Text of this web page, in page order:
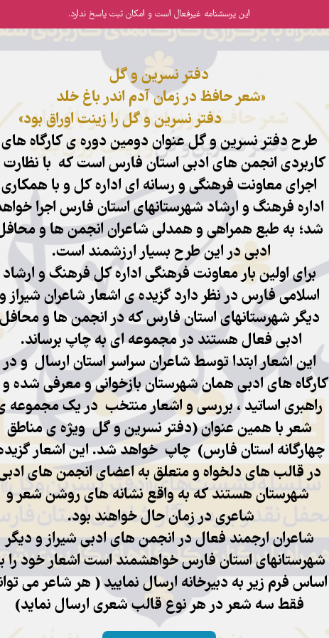
این پرسشنامه غیر‌فعال است و امکان ثبت پاسخ ندارد.
دفتر نسرین و گل
«شعر حافظ در زمان آدم اندر باغ خلد
دفتر نسرین و گل را زینت اوراق بود»
طرح دفتر نسرین و گل عنوان دومین دوره ی کارگاه های
کاربردی انجمن های ادبی استان فارس است که با
اجرای معاونت فرهنگی و رسانه ای اداره کل و با همکاری
اداره فرهنگ و ارشاد شهرستانهای استان فارس اجرا
شد؛ به طبع همراهی و همدلی شاعران انجمن ها و
ادبی در این طرح بسیار ارزشمند است.
برای اولین بار معاونت فرهنگی اداره کل فرهنگ و ارشاد
اسلامی فارس در نظر دارد گزیده ی اشعار شاعران شیراز
دیگر شهرستانهای استان فارس که در انجمن ها و
ادبی فعال هستند در مجموعه ای به چاپ برساند.
این اشعار ابتدا توسط شاعران سراسر استان ارسال و در
کارگاه های ادبی همان شهرستان بازخوانی و معرفی شده و
راهبری اساتید ، بررسی و اشعار منتخب در یک مجموعه
شعر با همین عنوان (دفتر نسرین و گل ویژه ی مناطق
چهارگانه استان فارس) چاپ خواهد شد. این اشعار
در قالب های دلخواه و متعلق به اعضای انجمن های
شهرستان هستند که به واقع نشانه های روشن شعر و
شاعری در زمان حال خواهند بود.
شاعران ارجمند فعال در انجمن های ادبی شیراز و دیگر
شهرستانهای استان فارس خواهشمند است اشعار خود را
اساس فرم زیر به دبیرخانه ارسال نمایید ( هر شاعر می
فقط سه شعر در هر نوع قالب شعری ارسال نماید)